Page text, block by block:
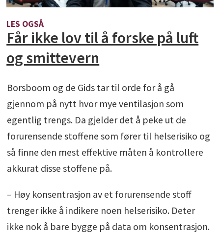
LES OGSÅ
Får ikke lov til å forske på luft
og smittevern
Borsboom og de Gids tar til orde for å gå
gjennom på nytt hvor mye ventilasjon som
egentlig trengs. Da gjelder det å peke ut de
forurensende stoffene som fører til helserisiko og
så finne den mest effektive måten å kontrollere
akkurat disse stoffene på.
– Høy konsentrasjon av et forurensende stoff
trenger ikke å indikere noen helserisiko. Deter
ikke nok å bare bygge på data om konsentrasjon.